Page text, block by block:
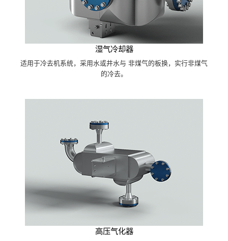
湿气冷却器
适用于冷去机系统，采用水或井水与 非煤气的板换，实行非煤气
的冷去。
高压气化器